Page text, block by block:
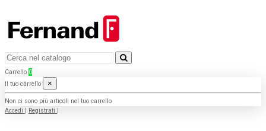
Carrello 0
Il tuo carrello
×
Non ci sono più articoli nel tuo carrello
Accedi
Registrati